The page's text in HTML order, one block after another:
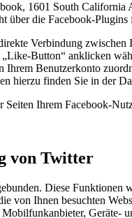
1601 South
die Facebook-
Verbindung
„Like-Button“ anklicken
Ihrem Benutzerkonto
hierzu finden Sie in der
Ihrem Facebook-
von Twitter
Diese
von Ihnen besuchten